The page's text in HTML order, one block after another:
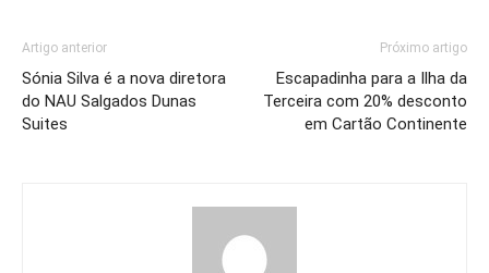
Artigo anterior
Sónia Silva é a nova diretora
do NAU Salgados Dunas
Suites
Próximo artigo
Escapadinha para a Ilha da
Terceira com 20% desconto
em Cartão Continente